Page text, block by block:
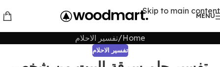
Skip to main content
MENU
Home تفسير الاحلام
تفسير الاحلام